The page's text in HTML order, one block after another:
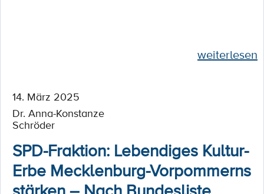
weiterlesen
14. März 2025
Dr. Anna-Konstanze
Schröder
SPD-Fraktion: Lebendiges Kultur-
Erbe Mecklenburg-Vorpommerns